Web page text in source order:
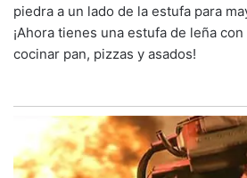
piedra a un lado de la estufa para
¡Ahora tienes una estufa de leña
cocinar pan, pizzas y asados!